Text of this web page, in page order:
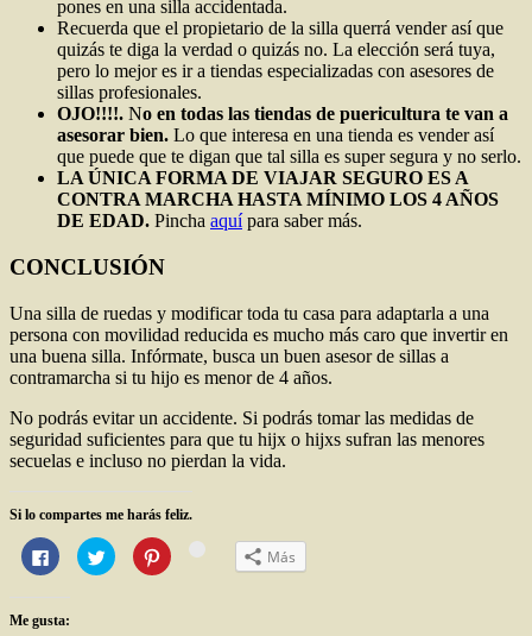
pones en una silla accidentada.
Recuerda que el propietario de la silla querrá vender así que
quizás te diga la verdad o quizás no. La elección será tuya,
pero lo mejor es ir a tiendas especializadas con asesores de
sillas profesionales.
OJO!!!!. No en todas las tiendas de puericultura te van a
asesorar bien. Lo que interesa en una tienda es vender así
que puede que te digan que tal silla es super segura y no serlo.
LA ÚNICA FORMA DE VIAJAR SEGURO ES A
CONTRA MARCHA HASTA MÍNIMO LOS 4 AÑOS
DE EDAD. Pincha aquípara saber más.
CONCLUSIÓN
Una silla de ruedas y modificar toda tu casa para adaptarla a una
persona con movilidad reducida es mucho más caro que invertir en
una buena silla. Infórmate, busca un buen asesor de sillas a
contramarcha si tu hijo es menor de 4 años.
No podrás evitar un accidente. Si podrás tomar las medidas de
seguridad suficientes para que tu hijx o hijxs sufran las menores
secuelas e incluso no pierdan la vida.
Si lo compartes me harás feliz.
Haz
clic
compartir
Facebook
Haz
clic
Haz
clic
Haz Más
Me gusta: